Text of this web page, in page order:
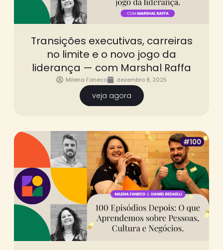
Transições executivas, carreiras
no limite e o novo jogo da
liderança — com Marshal Raffa
Milena Faneco dezembro 8, 2025
veja agora